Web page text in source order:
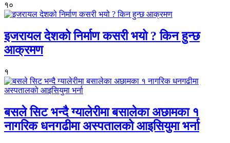
१०
इजरायल देशको निर्माण कसरी भयो ? किन हुन्छ
आक्रमण
१
बसले सिट भन्दै ग्यालेरीमा बसालेका अछामका १
नागरिक धनगढीमा अस्पतालको आइसियुमा भर्ना